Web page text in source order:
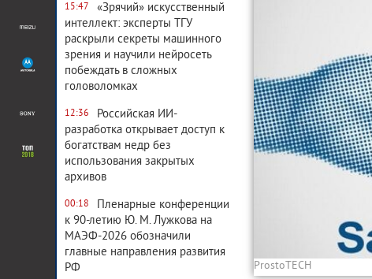
15:47
«Зрячий» искусственный
интеллект: эксперты ТГУ
раскрыли секреты машинного
зрения и научили нейросеть
побеждать в сложных
головоломках
12:36
Российская ИИ-
разработка открывает доступ к
богатствам недр без
использования закрытых
архивов
00:18
Пленарные конференции
к 90-летию Ю. М. Лужкова на
МАЭФ-2026 обозначили
главные направления развития
РФ
ProstoTECH